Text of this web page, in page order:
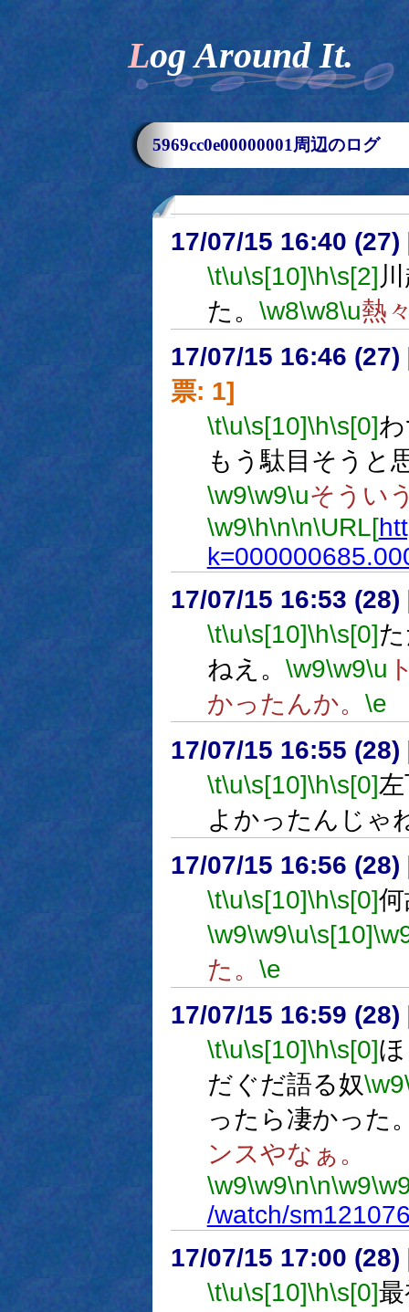
Log Around It.
5969cc0e00000001周辺のログ
17/07/15 16:40 (27)
\t\u\s[10]\h\s[2]
た。 \w8\w8\u熱
17/07/15 16:46 (27)
票: 1]
\t\u\s[10]\h\s[0]
もう駄目そうと
\w9\w9\uそうい
\w9\h\n\n\URL[
17/07/15 16:53 (28)
\t\u\s[10]\h\s[0]
ねえ。 \w9\w9\u
かったんか。 \e
17/07/15 16:55 (28)
\t\u\s[10]\h\s[0]
よかったんじゃ
17/07/15 16:56 (28)
\t\u\s[10]\h\s[0]
\w9\w9\u\s[10]
た。 \e
17/07/15 16:59 (28)
\t\u\s[10]\h\s[0]
だぐだ語る奴\w9
ったら凄かった
ンスやなぁ。
\w9\w9\n\n\w9
/watch/
17/07/15 17:00 (28)
\t\u\s[10]\h\s[0]